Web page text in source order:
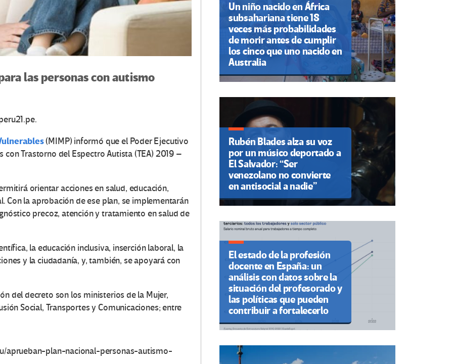
las personas con autismo
(MIMP) informó que el Poder Ejecutivo
con Trastorno del Espectro Autista (TEA) 2019 –
orientar acciones en salud, educación,
Con la aprobación de ese plan, se implementarán
precoz, atención y tratamiento en salud de
la educación inclusiva, inserción laboral, la
y la ciudadanía, y, también, se apoyará con
del decreto son los ministerios de la Mujer,
Social, Transportes y Comunicaciones; entre
aprueban-plan-nacional-personas-autismo-
Un niño nacido en África
subsahariana tiene 18
veces más probabilidades
de morir antes de cumplir
los cinco que uno nacido en
Australia
Rubén Blades alza su voz
por un músico deportado a
El Salvador: “Ser
venezolano no convierte
en antisocial a nadie”
El estado de la profesión
docente en España: un
análisis con datos sobre la
situación del profesorado y
las políticas que pueden
contribuir a fortalecerlo